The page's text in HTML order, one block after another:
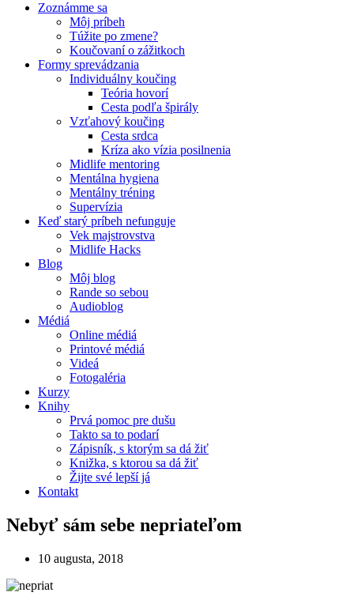
Zoznámme sa
Môj príbeh
Túžite po zmene?
Koučovaní o zážitkoch
Formy sprevádzania
Individuálny koučing
Teória hovorí
Cesta podľa špirály
Vzťahový koučing
Cesta srdca
Kríza ako vízia posilnenia
Midlife mentoring
Mentálna hygiena
Mentálny tréning
Supervízia
Keď starý príbeh nefunguje
Vek majstrovstva
Midlife Hacks
Blog
Môj blog
Rande so sebou
Audioblog
Médiá
Online médiá
Printové médiá
Videá
Fotogaléria
Kurzy
Knihy
Prvá pomoc pre dušu
Takto sa to podarí
Zápisník, s ktorým sa dá žiť
Knižka, s ktorou sa dá žiť
Žijte své lepší já
Kontakt
Nebyť sám sebe nepriateľom
10 augusta, 2018